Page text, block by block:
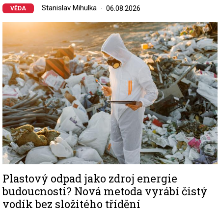
VĚDA Stanislav Mihulka 06.08.2026
Image
Plastový odpad jako zdroj energie
budoucnosti? Nová metoda vyrábí čistý
vodík bez složitého třídění